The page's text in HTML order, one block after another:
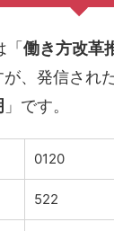
「 働き方改革
、発信され
」です。
0120
522